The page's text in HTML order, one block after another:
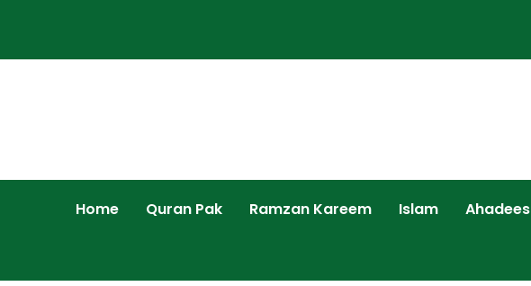
Home Quran Pak Ramzan Kareem Islam Ahadees